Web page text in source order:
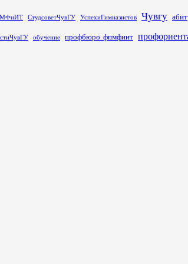
СтудсоветЧувГУ УспехиГимназистов Чувгу
обучение профбюро_фпмфиит